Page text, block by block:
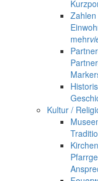
mehr
Kultur /